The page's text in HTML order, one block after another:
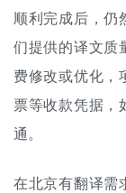
顺利完成后，仍
们提供的译文质
费修改或优化，
票等收款凭据，
通。
在北京有翻译需